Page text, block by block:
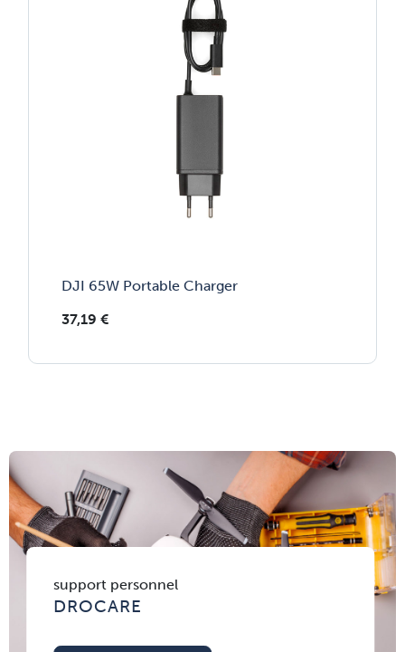
DJI 65W Portable Charger
37,19 €
support personnel
DROCARE